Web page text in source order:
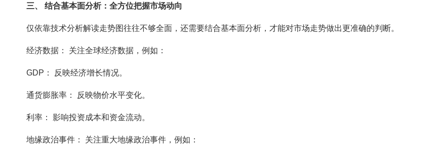
三、 结合基本面分析：全方位把握市场动向
仅依靠技术分析解读走势图往往不够全面，还需要结合基本面分析，才能对市场走势做出更准确的判断。
经济数据： 关注全球经济数据，例如：
GDP： 反映经济增长情况。
通货膨胀率： 反映物价水平变化。
利率： 影响投资成本和资金流动。
地缘政治事件： 关注重大地缘政治事件，例如：